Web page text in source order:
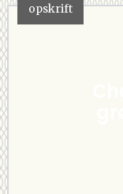
opskrift